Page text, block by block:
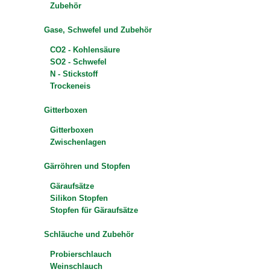
Zubehör
Gase, Schwefel und Zubehör
CO2 - Kohlensäure
SO2 - Schwefel
N - Stickstoff
Trockeneis
Gitterboxen
Gitterboxen
Zwischenlagen
Gärröhren und Stopfen
Gäraufsätze
Silikon Stopfen
Stopfen für Gäraufsätze
Schläuche und Zubehör
Probierschlauch
Weinschlauch